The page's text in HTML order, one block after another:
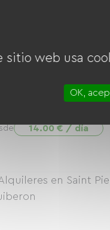
14.00 € / día
sitio web usa
OK,